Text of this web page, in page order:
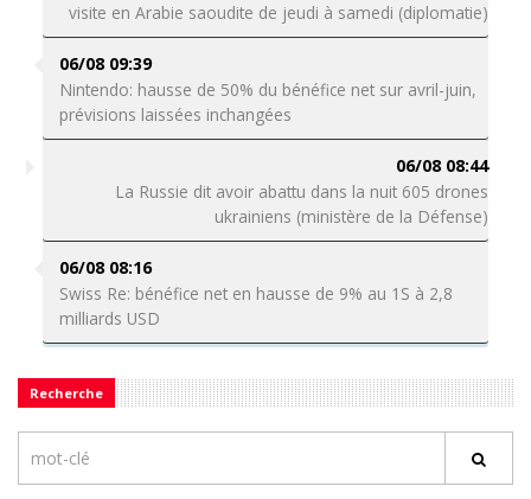
visite en Arabie saoudite de jeudi à samedi (diplomatie)
06/08 09:39
Nintendo: hausse de 50% du bénéfice net sur avril-juin,
prévisions laissées inchangées
06/08 08:44
La Russie dit avoir abattu dans la nuit 605 drones
ukrainiens (ministère de la Défense)
06/08 08:16
Swiss Re: bénéfice net en hausse de 9% au 1S à 2,8
milliards USD
Recherche